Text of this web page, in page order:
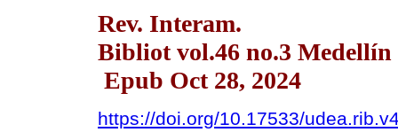
Rev. Interam.
Bibliot vol.46 no.3 Medellín
Epub Oct 28, 2024
https://doi.org/10.17533/